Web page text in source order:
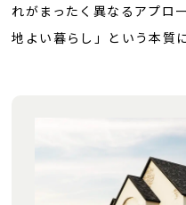
れがまったく異なるアプロ
地よい暮らし」という本質